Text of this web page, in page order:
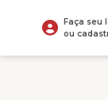
Faça seu
ou